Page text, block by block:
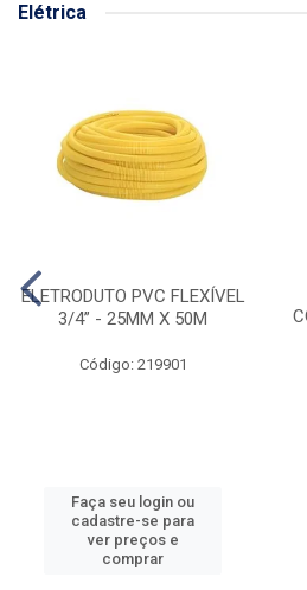
Elétrica
ELETRODUTO PVC FLEXÍVEL
3/4” - 25MM X 50M
Código: 219901
Faça seu login ou
cadastre-se para
ver preços e
comprar